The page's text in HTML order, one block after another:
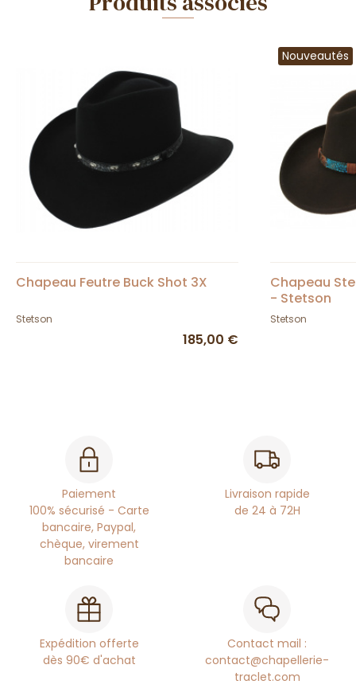
Chapeau Feutre Buck Shot 3X
Stetson
185,00 €
Nouveautés
Chapeau
- Stetson
Stetson
Paiement
100% sécurisé - Carte
bancaire, Paypal,
chèque, virement
bancaire
Livraison rapide
de 24 à 72H
Expédition offerte
dès 90€ d'achat
Contact mail :
contact@chapellerie-
traclet.com